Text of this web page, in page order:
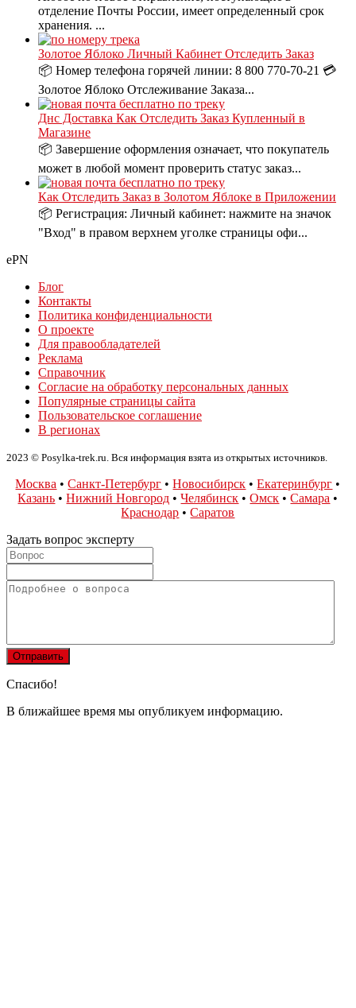
отделение Почты России, имеет определенный срок
хранения. ...
Золотое Яблоко Личный Кабинет Отследить Заказ
📦 Номер телефона горячей линии: 8 800 770-70-21 💳
Золотое Яблоко Отслеживание Заказа...
Днс Доставка Как Отследить Заказ Купленный в
Магазине
📦 Завершение оформления означает, что покупатель
может в любой момент проверить статус заказ...
Как Отследить Заказ в Золотом Яблоке в Приложении
📦 Регистрация: Личный кабинет: нажмите на значок
"Вход" в правом верхнем уголке страницы офи...
ePN
Блог
Контакты
Политика конфиденциальности
О проекте
Для правообладателей
Реклама
Справочник
Согласие на обработку персональных данных
Популярные страницы сайта
Пользовательское соглашение
В регионах
2023 © Posylka-trek.ru. Вся информация взята из открытых источников.
Москва •Санкт-Петербург •Новосибирск •Екатеринбург •
Казань •Нижний Новгород •Челябинск •Омск •Самара •
Краснодар •Саратов
Задать вопрос эксперту
Спасибо!
В ближайшее время мы опубликуем информацию.